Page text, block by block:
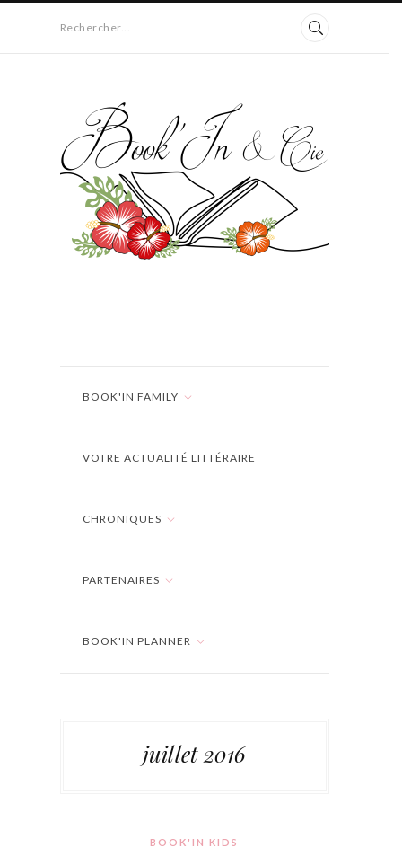
Rechercher...
BOOK'IN FAMILY
VOTRE ACTUALITÉ LITTÉRAIRE
CHRONIQUES
PARTENAIRES
BOOK'IN PLANNER
juillet 2016
BOOK'IN KIDS